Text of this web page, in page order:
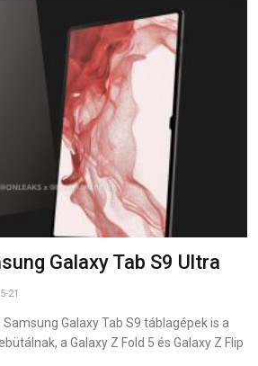
Galaxy Tab S9 Ultra
21
Galaxy Tab S9 táblagépek is a
a Galaxy Z Fold 5 és Galaxy Z Flip